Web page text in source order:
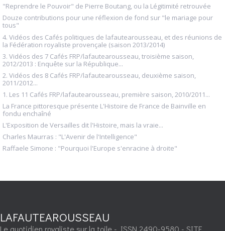
"Reprendre le Pouvoir" de Pierre Boutang, ou la Légitimité retrouvée
Douze contributions pour une réflexion de fond sur "le mariage pour
tous"
4. Vidéos des Cafés politiques de lafautearousseau, et des réunions de
la Fédération royaliste provençale (saison 2013/2014)
3. Vidéos des 7 Cafés FRP/lafautearousseau, troisième saison,
2012/2013 : Enquête sur la République...
2. Vidéos des 8 Cafés FRP/lafautearousseau, deuxième saison,
2011/2012...
1. Les 11 Cafés FRP/lafautearousseau, première saison, 2010/2011...
La France pittoresque présente L'Histoire de France de Bainville en
fondu enchaîné
L'Exposition de Versailles dit l'Histoire, mais la vraie...
Charles Maurras : "L'Avenir de l'Intelligence"
Raffaele Simone : "Pourquoi l'Europe s'enracine à droite"
LAFAUTEAROUSSEAU
Le quotidien royaliste sur la toile - ISSN 2490-9580 - SITE